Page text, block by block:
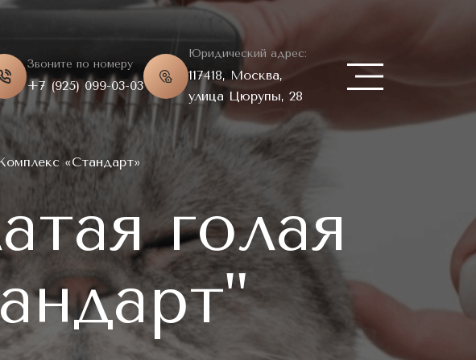
Звоните по номеру
+7 (925) 099-03-03
Юридический адрес:
117418, Москва,
улица Цюрупы, 28
«Стандарт»
голая